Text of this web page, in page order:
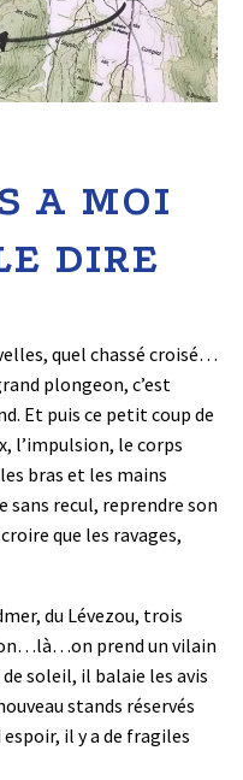
A MOI
DIRE
quel chassé croisé…
plongeon, c’est
Et puis ce petit coup de
l’impulsion, le corps
bras et les mains
sans recul, reprendre son
que les ravages,
du Lévezou, trois
prend un vilain
soleil, il balaie les avis
stands réservés
il y a de fragiles